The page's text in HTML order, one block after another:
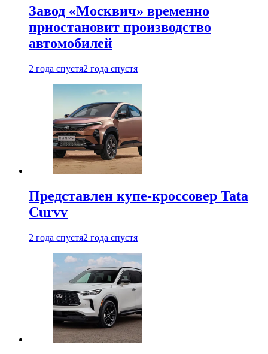
Завод «Москвич» временно
приостановит производство
автомобилей
2 года спустя2 года спустя
Представлен купе-кроссовер Tata
Curvv
2 года спустя2 года спустя